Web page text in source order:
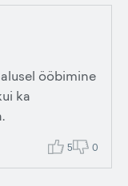
ööbimine
ka
5 0